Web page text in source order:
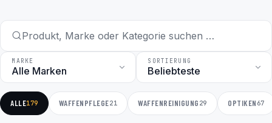
MARKE SORTIERUNG
ALLE179 WAFFENPFLEGE21 WAFFENREINIGUNG 29 OPTIKEN 67